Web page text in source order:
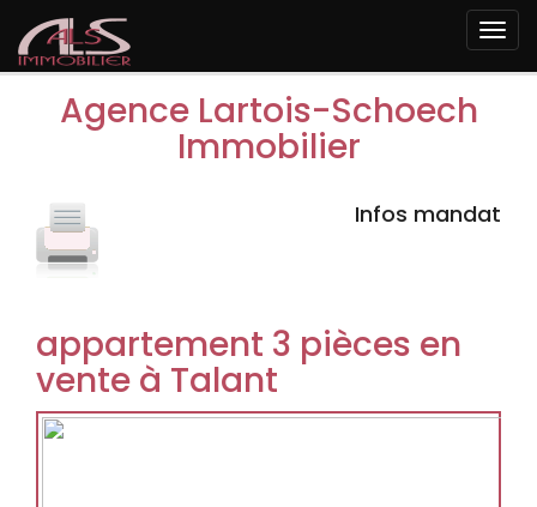
Agence Lartois-Schoech
Immobilier
Infos mandat
appartement 3 pièces en
vente à Talant
Previous Next